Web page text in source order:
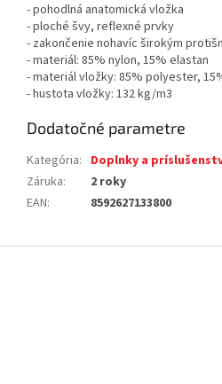
- pohodlná anatomická vložka
- ploché švy, reflexné prvky
- zakončenie nohavíc širokým
- materiál: 85% nylon, 15% elastan
- materiál vložky: 85% polyester,
- hustota vložky: 132 kg/m3
Dodatočné parametre
Kategória: Doplnky a
Záruka:
2 roky
EAN: 8592627133800